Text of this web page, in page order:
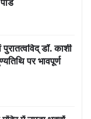
डॉ. काशी
पर भावपूर्ण